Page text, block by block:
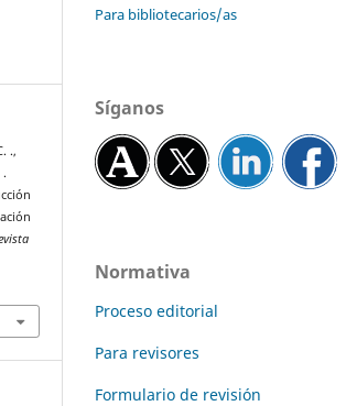
.,
Para bibliotecarios/as
Síganos
Normativa
Proceso editorial
Para revisores
Formulario de revisión